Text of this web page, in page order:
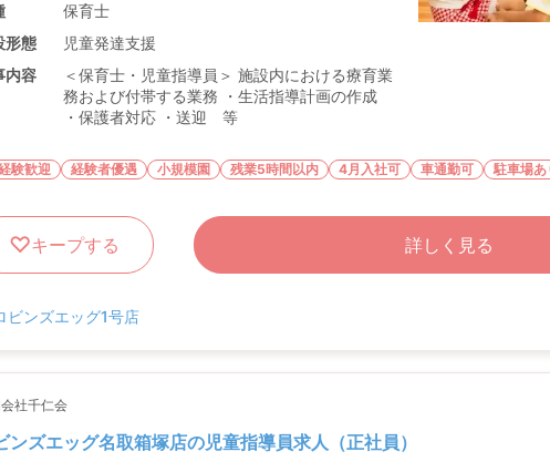
保育士
形態
児童発達支援
内容
＜保育士・児童指導員＞ 施設内における療育業
務および付帯する業務 ・生活指導計画の作成
・保護者対応 ・送迎 等
験歓迎 経験者優遇 小規模園 残業5時間以内 4月入社可 車通勤可 駐車場あ
キープする 詳しく見る
ビンズエッグ1号店
社千仁会
ンズエッグ名取箱塚店の児童指導員求人（正社員）